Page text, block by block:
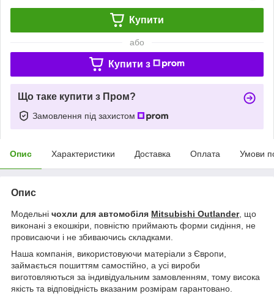
Купити
або
Купити з
Що таке купити з Пром?
Замовлення під захистом
Опис Характеристики Доставка Оплата Умови
Опис
Модельні чохли для автомобіля Mitsubishi Outlander, що
виконані з екошкіри, повністю приймають форми сидіння, не
провисаючи і не збиваючись складками.
Наша компанія, використовуючи матеріали з Європи,
займається пошиттям самостійно, а усі вироби
виготовляються за індивідуальним замовленням, тому висока
якість та відповідність вказаним розмірам гарантовано.